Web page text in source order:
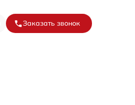
Заказать звонок